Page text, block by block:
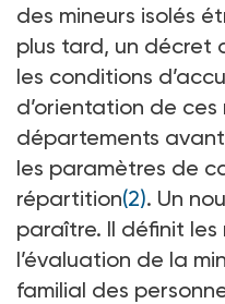
des mineurs isolés
plus tard, un décret
les conditions
d’orientation de ces
départements avant
les paramètres de
répartition(2). Un
paraître. Il définit
l’évaluation de la
familial des